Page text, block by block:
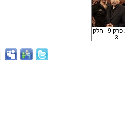
עונה 2 פרק 9 - חלק
3